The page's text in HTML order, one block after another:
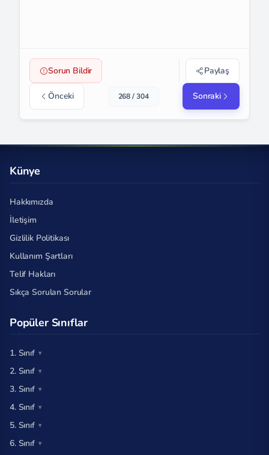
Sorun Bildir Paylaş
Önceki 268 / 304 Sonraki
Künye
Hakkımızda
İletişim
Gizlilik Politikası
Kullanım Şartları
Telif Hakları
Sıkça Sorulan Sorular
Popüler Sınıflar
1. Sınıf
2. Sınıf
3. Sınıf
4. Sınıf
5. Sınıf
6. Sınıf